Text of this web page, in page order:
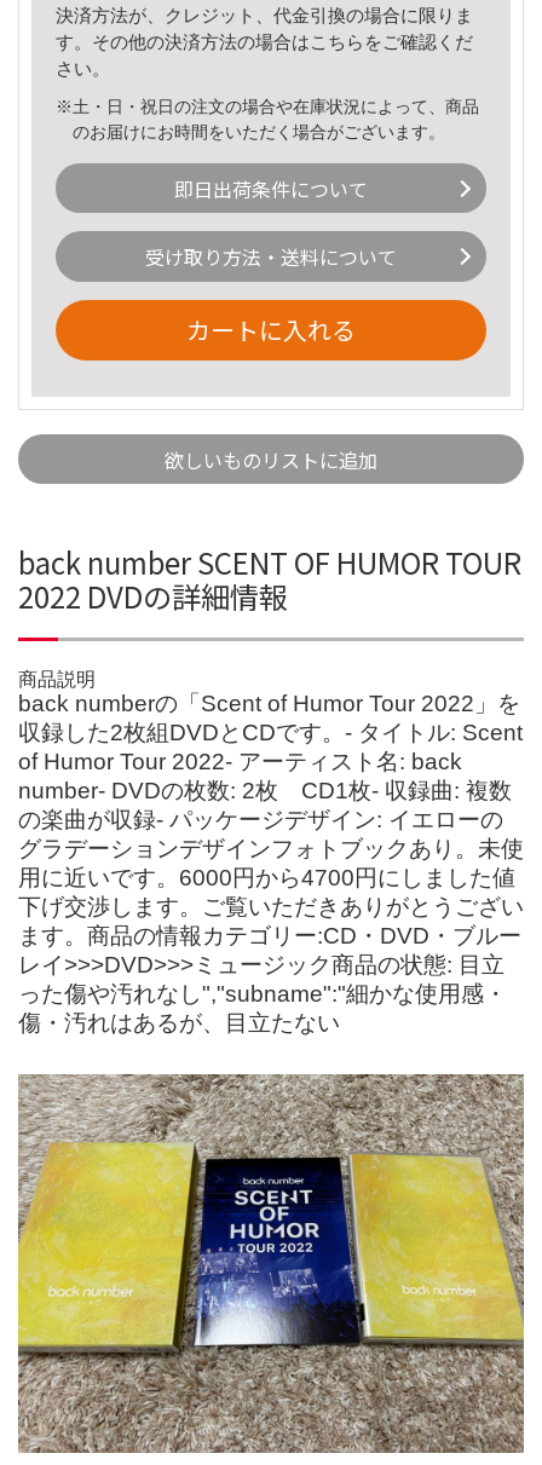
決済方法が、クレジット、代金引換の場合に限りま
す。その他の決済方法の場合はこちら をご確認くだ
さい。
※土・日・祝日の注文の場合や在庫状況によって、商品
のお届けにお時間をいただく場合がございます。
即日出荷条件について
受け取り方法・送料について
カートに入れる
欲しいものリストに追加
back number SCENT OF HUMOR TOUR
2022 DVDの詳細情報
商品説明
back numberの「Scent of Humor Tour 2022」を
収録した2枚組DVDとCDです。- タイトル: Scent
of Humor Tour 2022- アーティスト名: back
number- DVDの枚数: 2枚 CD1枚- 収録曲: 複数
の楽曲が収録- パッケージデザイン: イエローの
グラデーションデザインフォトブックあり。未使
用に近いです。6000円から4700円にしました値
下げ交渉します。ご覧いただきありがとうござい
ます。商品の情報カテゴリー:CD・DVD・ブルー
レイ>>>DVD>>>ミュージック商品の状態: 目立
った傷や汚れなし","subname":"細かな使用感・
傷・汚れはあるが、目立たない